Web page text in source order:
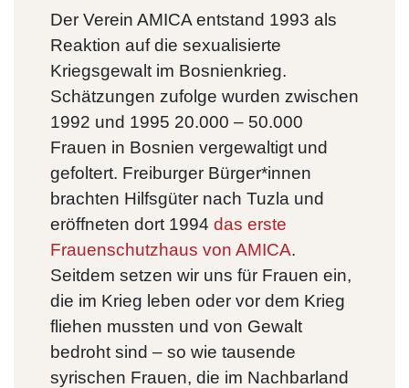
Der Verein AMICA entstand 1993 als
Reaktion auf die sexualisierte
Kriegsgewalt im Bosnienkrieg.
Schätzungen zufolge wurden zwischen
1992 und 1995 20.000 – 50.000
Frauen in Bosnien vergewaltigt und
gefoltert. Freiburger Bürger*innen
brachten Hilfsgüter nach Tuzla und
eröffneten dort 1994 das erste
Frauenschutzhaus von AMICA.
Seitdem setzen wir uns für Frauen ein,
die im Krieg leben oder vor dem Krieg
fliehen mussten und von Gewalt
bedroht sind – so wie tausende
syrischen Frauen, die im Nachbarland